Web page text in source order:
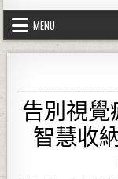
MENU
告別視
智慧收